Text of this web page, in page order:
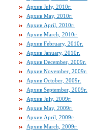
Архив July, 2010г.
Архив May, 2010г.
Архив April, 2010г.
Архив March, 2010г.
Архив February, 2010г.
Архив January, 2010г.
Архив December, 2009г.
Архив November, 2009г.
Архив October, 2009г.
Архив September, 2009г.
Архив July, 2009г.
Архив May, 2009г.
Архив April, 2009г.
Архив March, 2009г.